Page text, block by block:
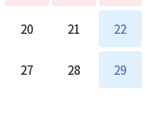
20 21 22
27 28 29